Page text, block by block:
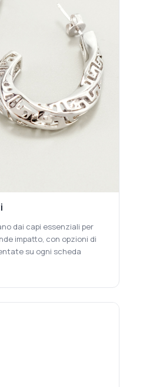
dai capi essenziali per
impatto, con opzioni di
su ogni scheda